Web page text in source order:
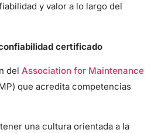
y valor a lo largo del
certificado
delAssociation for Maintenance
que acredita competencias
una cultura orientada a la